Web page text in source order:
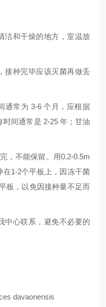
洁和干燥的地方，室温放
接种完毕应该灭菌再做丢
通常为 3-6 个月，应根据
间通常是 2-25 年；甘油
，不能保留。用0.2-0.5m
1-2个平板上，因冻干菌
板，以免因接种量不足而
中心联系，避免不必要的
davaonensis